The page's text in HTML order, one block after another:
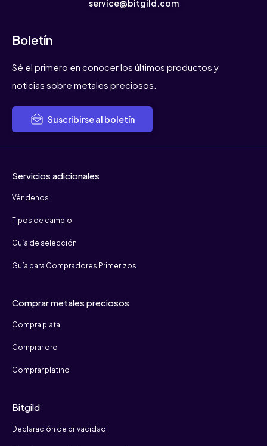
service@bitgild.com
Boletín
Sé el primero en conocer los últimos productos y
noticias sobre metales preciosos.
Suscribirse al boletín
Servicios adicionales
Véndenos
Tipos de cambio
Guía de selección
Guía para Compradores Primerizos
Comprar metales preciosos
Compra plata
Comprar oro
Comprar platino
Bitgild
Declaración de privacidad